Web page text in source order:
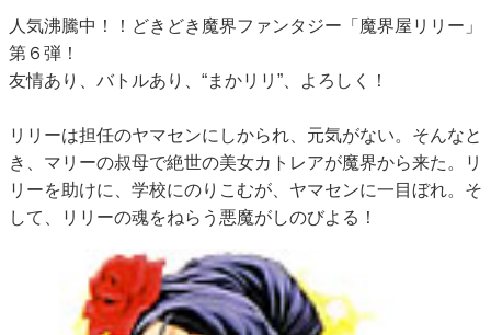
人気沸騰中！！どきどき魔界ファンタジー「魔界屋リリー」
第６弾！
友情あり、バトルあり、“まかリリ”、よろしく！
リリーは担任のヤマセンにしかられ、元気がない。そんなと
き、マリーの叔母で絶世の美女カトレアが魔界から来た。リ
リーを助けに、学校にのりこむが、ヤマセンに一目ぼれ。そ
して、リリーの魂をねらう悪魔がしのびよる！